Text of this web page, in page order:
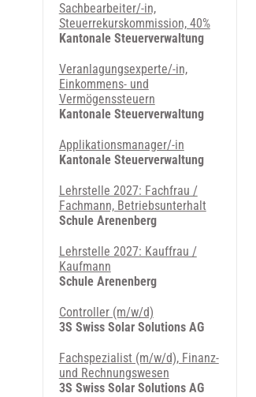
Sachbearbeiter/-in,
Steuerrekurskommission, 40%
Kantonale Steuerverwaltung
Veranlagungsexperte/-in,
Einkommens- und
Vermögenssteuern
Kantonale Steuerverwaltung
Applikationsmanager/-in
Kantonale Steuerverwaltung
Lehrstelle 2027: Fachfrau /
Fachmann, Betriebsunterhalt
Schule Arenenberg
Lehrstelle 2027: Kauffrau /
Kaufmann
Schule Arenenberg
Controller (m/w/d)
3S Swiss Solar Solutions AG
Fachspezialist (m/w/d), Finanz-
und Rechnungswesen
3S Swiss Solar Solutions AG